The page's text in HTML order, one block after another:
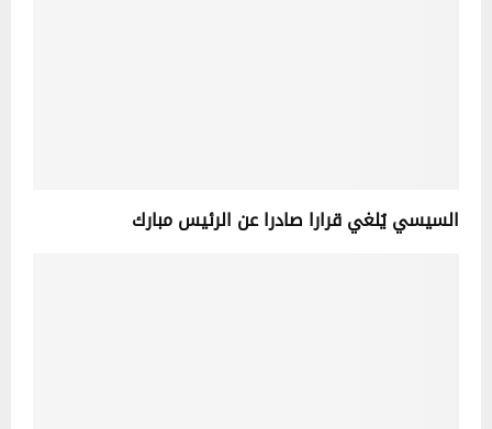
السيسي يُلغي قرارا صادرا عن الرئيس مبارك